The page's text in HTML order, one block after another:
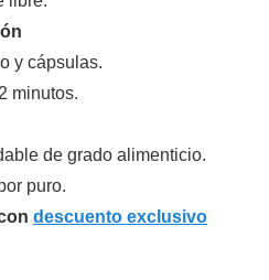
y cápsulas.
minutos.
de grado alimenticio.
puro.
descuento exclusivo